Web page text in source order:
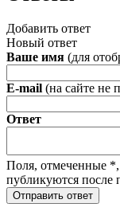
Добавить ответ
Новый ответ
Ваше имя (для
E-mail (на сайте не
Ответ
Поля, отмеченные *
публикуются после
Отправить ответ